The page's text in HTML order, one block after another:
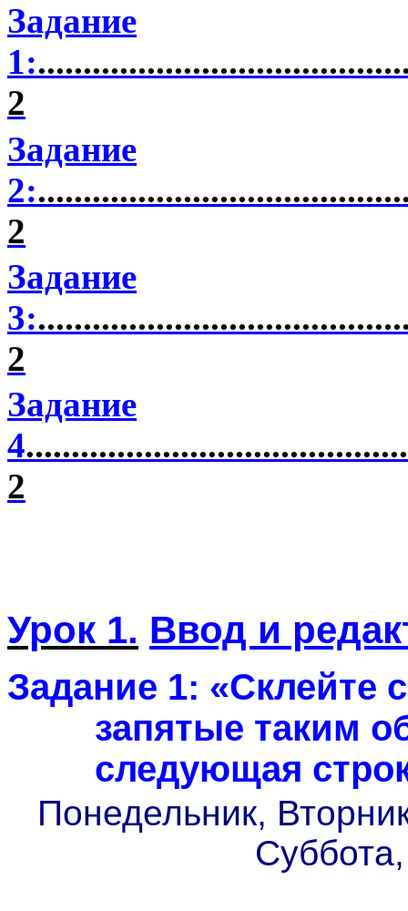
Задание
1:
2
Задание
2:
2
Задание
3:
2
Задание
4
2
Урок 1. Ввод и
Задание 1: «Склейте
запятые таким
следующая
Понедельник,